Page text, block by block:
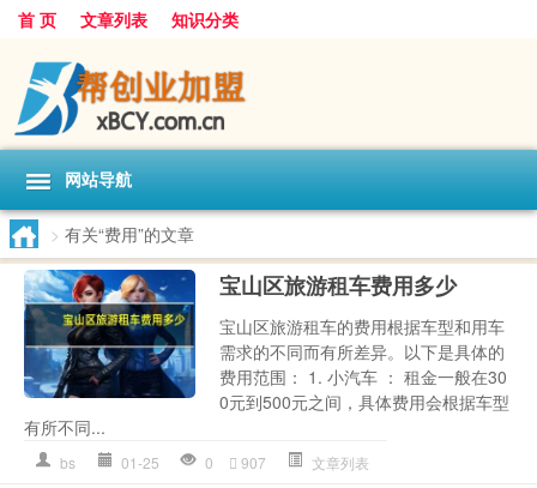
首 页 文章列表 知识分类
网站导航
> 有关“费用”的文章
宝山区旅游租车费用多少
宝山区旅游租车的费用根据车型和用车
需求的不同而有所差异。以下是具体的
费用范围： 1. 小汽车 ： 租金一般在30
0元到500元之间，具体费用会根据车型
有所不同...
bs 01-25 0 907 文章列表